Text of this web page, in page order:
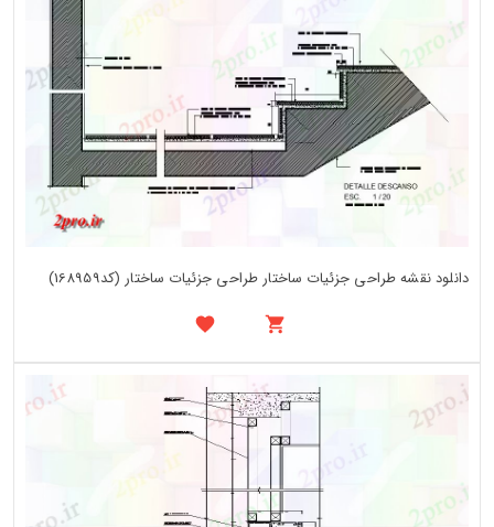
دانلود نقشه طراحی جزئیات ساختار طراحی جزئیات ساختار (کد168959)